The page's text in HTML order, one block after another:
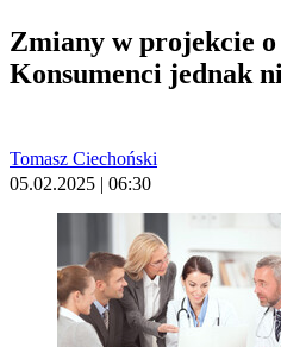
Zmiany w projekcie
Konsumenci jednak
Tomasz Ciechoński
05.02.2025 | 06:30